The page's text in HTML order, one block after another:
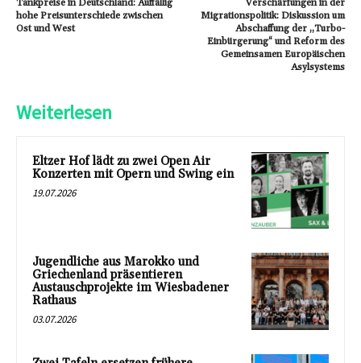
Tankpreise in Deutschland: Auffällig
hohe Preisunterschiede zwischen
Ost und West
Verschärfungen in der
Migrationspolitik: Diskussion um
Abschaffung der „Turbo-
Einbürgerung“ und Reform des
Gemeinsamen Europäischen
Asylsystems
Weiterlesen
Eltzer Hof lädt zu zwei Open Air
Konzerten mit Opern und Swing ein
19.07.2026
Jugendliche aus Marokko und
Griechenland präsentieren
Austauschprojekte im Wiesbadener
Rathaus
03.07.2026